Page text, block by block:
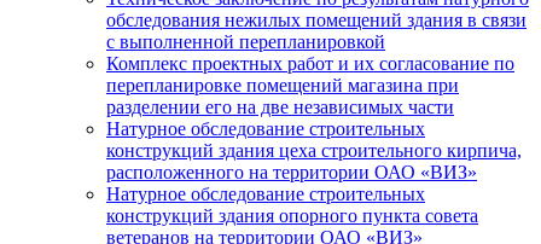
обследования нежилых помещений здания в связи
с выполненной перепланировкой
Комплекс проектных работ и их согласование по
перепланировке помещений магазина при
разделении его на две независимых части
Натурное обследование строительных
конструкций здания цеха строительного кирпича,
расположенного на территории ОАО «ВИЗ»
Натурное обследование строительных
конструкций здания опорного пункта совета
ветеранов на территории ОАО «ВИЗ»